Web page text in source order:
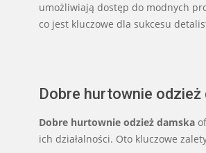
umożliwiają dostęp do modnych
co jest kluczowe dla sukcesu
Dobre hurtownie
Dobre hurtownie odzież damska
ich działalności. Oto kluczowe